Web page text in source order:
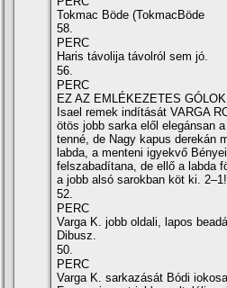
Tokmac Böde (TokmacBöde
58.
PERC
Haris távolija távolról sem jó.
56.
PERC
EZ AZ EMLÉKEZETES
Isael remek indí­tását VARGA
ötös jobb sarka elől elegánsan
tenné, de Nagy kapus derekán
labda, a menteni igyekvő
felszabadí­tana, de ellő a labda
a jobb alsó sarokban köt ki. 2–1!
52.
PERC
Varga K. jobb oldali, lapos
Dibusz.
50.
PERC
Varga K. sarkazását Bódi